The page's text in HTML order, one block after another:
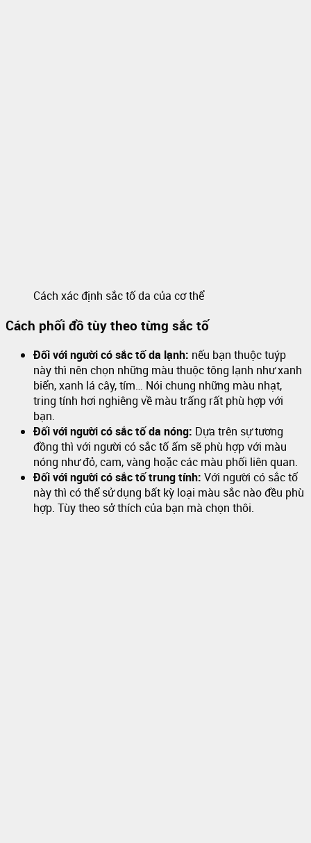
Cách xác định sắc tố da của cơ thể
Cách phối đồ tùy theo từng sắc tố
Đối với người có sắc tố da lạnh: nếu bạn thuộc tuýp
này thì nên chọn những màu thuộc tông lạnh như xanh
biển, xanh lá cây, tím… Nói chung những màu nhạt,
tring tính hơi nghiêng về màu trấng rất phù hợp với
bạn.
Đối với người có sắc tố da nóng: Dựa trên sự tương
đồng thì với người có sắc tố ấm sẽ phù hợp với màu
nóng như đỏ, cam, vàng hoặc các màu phối liên quan.
Đối với người có sắc tố trung tính: Với người có sắc tố
này thì có thể sử dụng bất kỳ loại màu sắc nào đều phù
hợp. Tùy theo sở thích của bạn mà chọn thôi.